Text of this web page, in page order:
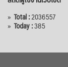
» Total :2036557
» Today :385